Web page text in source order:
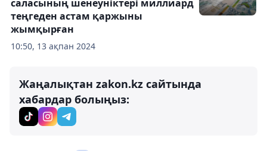
10:50, 13 ақпан 2024
саласының шенеуніктері миллиард
теңгеден астам қаржыны
жымқырған
Жаңалықтан zakon.kz сайтында
хабардар болыңыз: